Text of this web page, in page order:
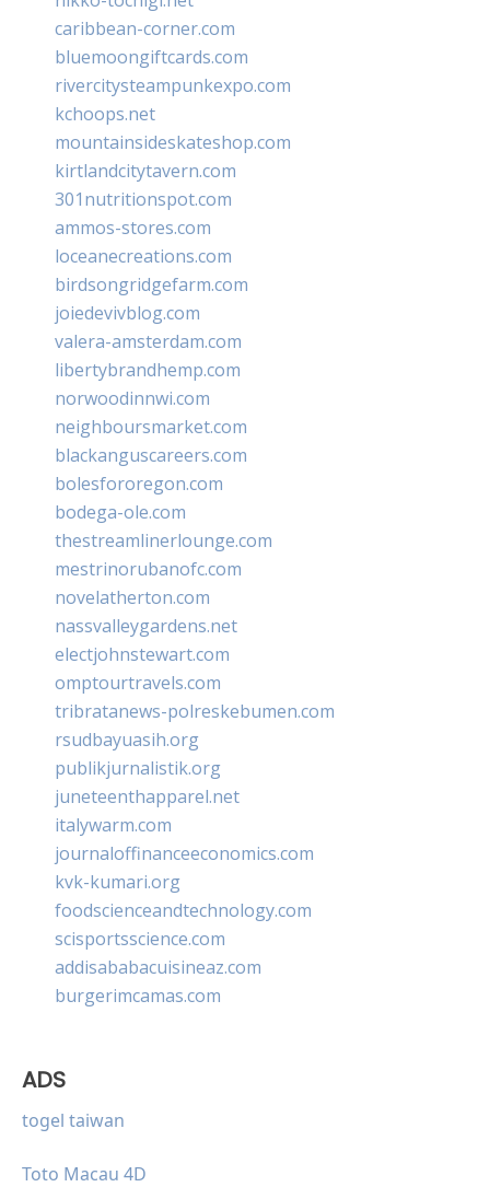
caribbean-corner.com
bluemoongiftcards.com
rivercitysteampunkexpo.com
kchoops.net
mountainsideskateshop.com
kirtlandcitytavern.com
301nutritionspot.com
ammos-stores.com
loceanecreations.com
birdsongridgefarm.com
joiedevivblog.com
valera-amsterdam.com
libertybrandhemp.com
norwoodinnwi.com
neighboursmarket.com
blackanguscareers.com
bolesfororegon.com
bodega-ole.com
thestreamlinerlounge.com
mestrinorubanofc.com
novelatherton.com
nassvalleygardens.net
electjohnstewart.com
omptourtravels.com
tribratanews-polreskebumen.com
rsudbayuasih.org
publikjurnalistik.org
juneteenthapparel.net
italywarm.com
journaloffinanceeconomics.com
kvk-kumari.org
foodscienceandtechnology.com
scisportsscience.com
addisababacuisineaz.com
burgerimcamas.com
ADS
togel taiwan
Toto Macau 4D